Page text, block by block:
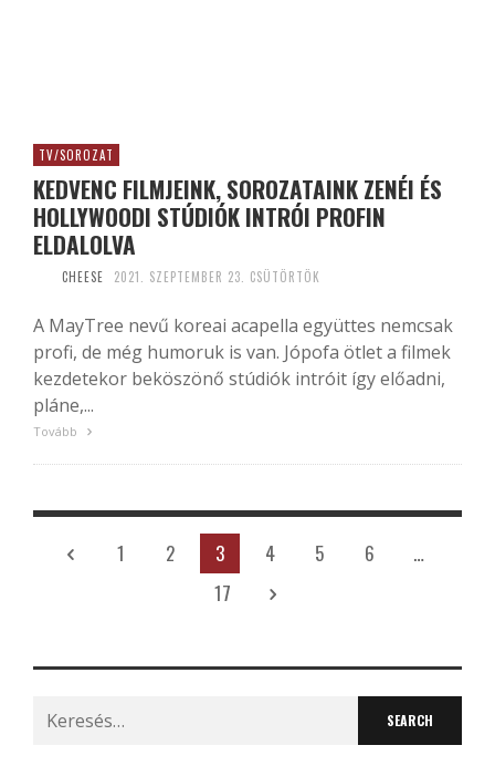
TV/SOROZAT
KEDVENC FILMJEINK, SOROZATAINK ZENÉI ÉS
HOLLYWOODI STÚDIÓK INTRÓI PROFIN
ELDALOLVA
CHEESE 2021. SZEPTEMBER 23. CSÜTÖRTÖK
A MayTree nevű koreai acapella együttes nemcsak
profi, de még humoruk is van. Jópofa ötlet a filmek
kezdetekor beköszönő stúdiók intróit így előadni,
pláne,...
Tovább
1 2 3 4 5 6
…
17
Search
for: